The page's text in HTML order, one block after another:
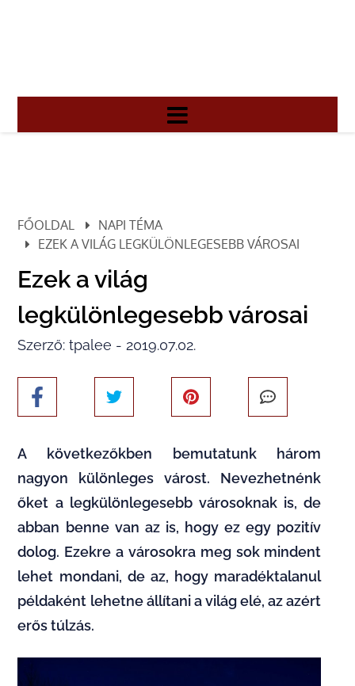
FŐOLDAL
NAPI TÉMA
EZEK A VILÁG LEGKÜLÖNLEGESEBB VÁROSAI
Ezek a világ
legkülönlegesebb városai
Szerző: tpalee - 2019.07.02.
A következőkben bemutatunk három
nagyon különleges várost. Nevezhetnénk
őket a legkülönlegesebb városoknak is, de
abban benne van az is, hogy ez egy pozitív
dolog. Ezekre a városokra meg sok mindent
lehet mondani, de az, hogy maradéktalanul
példaként lehetne állítani a világ elé, az azért
erős túlzás.